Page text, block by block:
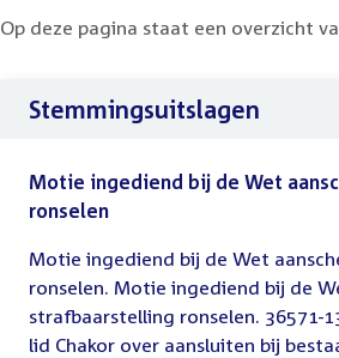
Op deze pagina staat een overzicht
Stemmingsuitslagen
Motie ingediend bij de Wet
ronselen
Motie ingediend bij de Wet
ronselen. Motie ingediend bij de
strafbaarstelling ronselen. 36571-
lid Chakor over aansluiten bij